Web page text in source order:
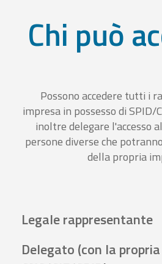
Chi può
Possono accedere tutti i
impresa in possesso di SPID/
inoltre delegare l'accesso
persone diverse che
della propria
Legale rappresentante
Delegato (con la propria